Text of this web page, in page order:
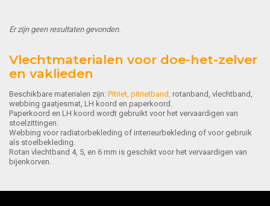
Er zijn geen resultaten gevonden.
Vlechtmaterialen voor doe-het-zelver
en vaklieden
Beschikbare materialen zijn: Pitriet, pitrietband, rotanband, vlechtband,
webbing gaatjesmat, LH koord en paperkoord.
Paperkoord en LH koord wordt gebruikt voor het vervaardigen van
stoelzittingen.
Webbing voor radiatorbekleding of interieurbekleding of voor gebruik
als stoelbekleding.
Rotan vlechtband 4, 5, en 6 mm is geschikt voor het vervaardigen van
bijenkorven.